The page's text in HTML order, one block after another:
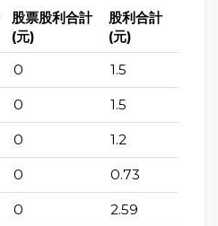
股票股利合計
(元)
股利合計
(元)
0 1.5
0 1.5
0 1.2
0 0.73
0 2.59